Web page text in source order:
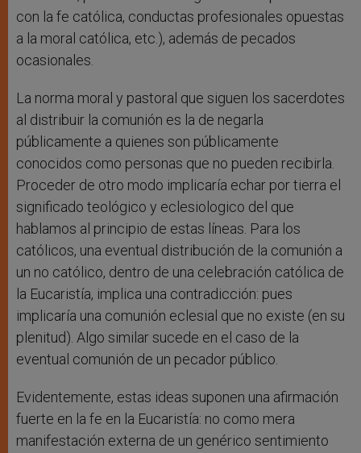
con la fe católica, conductas profesionales opuestas
a la moral católica, etc.), además de pecados
ocasionales.
La norma moral y pastoral que siguen los sacerdotes
al distribuir la comunión es la de negarla
públicamente a quienes son públicamente
conocidos como personas que no pueden recibirla.
Proceder de otro modo implicaría echar por tierra el
significado teológico y eclesiologico del que
hablamos al principio de estas líneas. Para los
católicos, una eventual distribución de la comunión a
un no católico, dentro de una celebración católica de
la Eucaristía, implica una contradicción: pues
implicaría una comunión eclesial que no existe (en su
plenitud). Algo similar sucede en el caso de la
eventual comunión de un pecador público.
Evidentemente, estas ideas suponen una afirmación
fuerte en la fe en la Eucaristía: no como mera
manifestación externa de un genérico sentimiento